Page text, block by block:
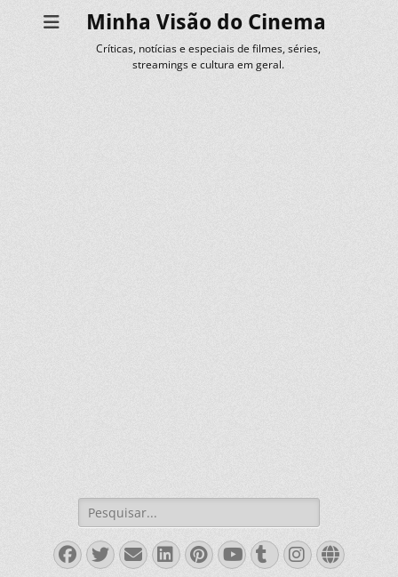
Minha Visão do Cinema
Críticas, notícias e especiais de filmes, séries,
streamings e cultura em geral.
Pesquisar
por:
Facebook
Twitter
EmailLinkedIn
Pinterest
YouTube
Tumblr